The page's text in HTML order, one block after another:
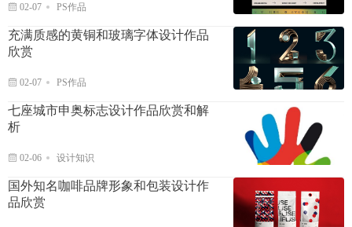
02-07 PS作品
充满质感的黄铜和玻璃字体设计作品
欣赏
02-07 PS作品
七座城市申奥标志设计作品欣赏和解
析
02-06 设计知识
国外知名咖啡品牌形象和包装设计作
品欣赏